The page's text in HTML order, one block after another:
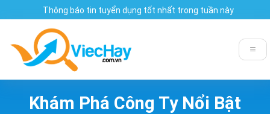
Thông báo tin tuyển dụng tốt nhất trong tuần này
Khám Phá Công Ty Nổi Bật